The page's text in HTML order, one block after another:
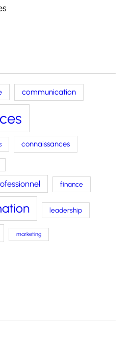
communication
connaissances
finance
leadership
marketing